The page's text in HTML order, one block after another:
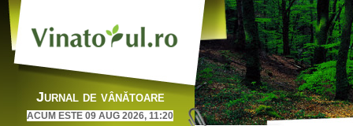
Jurnal de vânătoare
ACUM ESTE 09 AUG 2026, 11:20